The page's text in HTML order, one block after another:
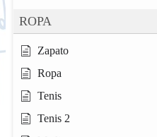
ROPA
Zapato
Ropa
Tenis
Tenis 2